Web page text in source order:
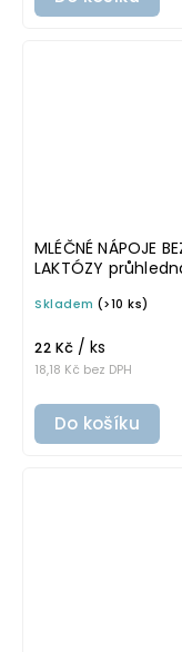
MLÉČNÉ NÁPOJE
LAKTÓZY
tučné písmo,
dózy do lednice
Skladem (>10 ks)
18,18 Kč bez DPH
22 Kč / ks
Do košíku